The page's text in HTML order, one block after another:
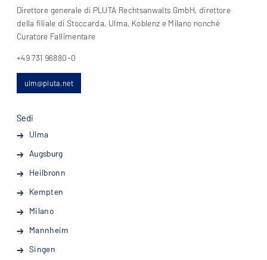
Direttore generale di PLUTA Rechtsanwalts GmbH, direttore
della filiale di Stoccarda, Ulma, Koblenz e Milano nonché
Curatore Fallimentare
+49 731 96880-0
ulm@pluta.net
Sedi
Ulma
Augsburg
Heilbronn
Kempten
Milano
Mannheim
Singen